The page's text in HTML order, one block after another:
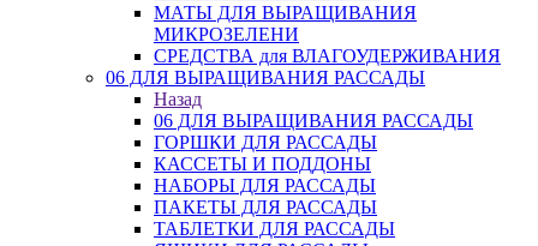
МАТЫ ДЛЯ ВЫРАЩИВАНИЯ
МИКРОЗЕЛЕНИ
СРЕДСТВА для ВЛАГОУДЕРЖИВАНИЯ
06 ДЛЯ ВЫРАЩИВАНИЯ РАССАДЫ
Назад
06 ДЛЯ ВЫРАЩИВАНИЯ РАССАДЫ
ГОРШКИ ДЛЯ РАССАДЫ
КАССЕТЫ И ПОДДОНЫ
НАБОРЫ ДЛЯ РАССАДЫ
ПАКЕТЫ ДЛЯ РАССАДЫ
ТАБЛЕТКИ ДЛЯ РАССАДЫ